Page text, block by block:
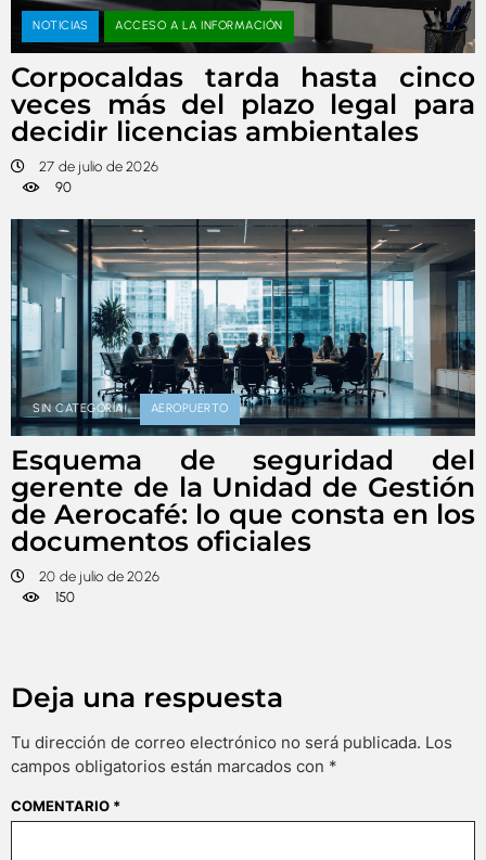
NOTICIAS ACCESO A LA INFORMACIÓN
Corpocaldas tarda hasta cinco
veces más del plazo legal para
decidir licencias ambientales
27 de julio de 2026
90
SIN CATEGORÍA AEROPUERTO
Esquema de seguridad del
gerente de la Unidad de Gestión
de Aerocafé: lo que consta en los
documentos oficiales
20 de julio de 2026
150
Deja una respuesta
Tu dirección de correo electrónico no será publicada. Los
campos obligatorios están marcados con *
COMENTARIO *